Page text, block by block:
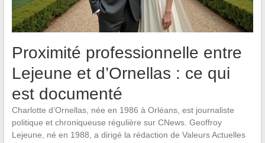
Proximité professionnelle entre
Lejeune et d’Ornellas : ce qui
est documenté
Charlotte d’Ornellas, née en 1986 à Orléans, est journaliste
politique et chroniqueuse régulière sur CNews. Geoffroy
Lejeune, né en 1988, a dirigé la rédaction de Valeurs Actuelles